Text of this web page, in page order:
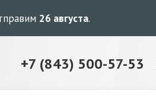
26 августа.
+7 (843) 500-57-53